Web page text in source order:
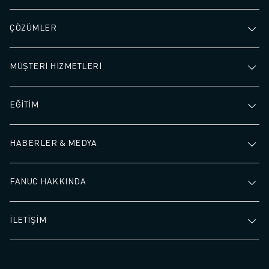
ÇÖZÜMLER
MÜŞTERİ HİZMETLERİ
EĞİTİM
HABERLER & MEDYA
FANUC HAKKINDA
İLETİŞİM